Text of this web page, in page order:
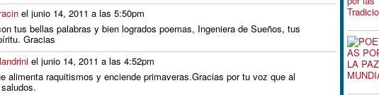
el junio 14, 2011 a las 5:50pm
tus bellas palabras y bien logrados poemas, Ingeniera de Sueños, tus
Gracias
el junio 14, 2011 a las 4:52pm
alimenta raquitismos y enciende primaveras.Gracias por tu voz que al